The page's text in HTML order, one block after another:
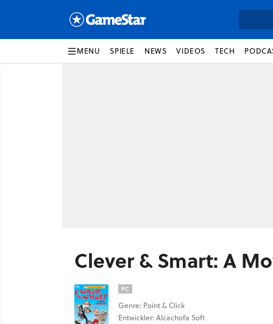
MENU SPIELE NEWS VIDEOS TECH
Clever & Smart: A
PC
Genre: Point & Click
Entwickler: Alcachofa Soft